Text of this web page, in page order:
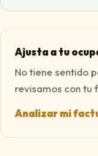
Ajusta a tu
No tiene sentido
revisamos con tu
Analizar mi